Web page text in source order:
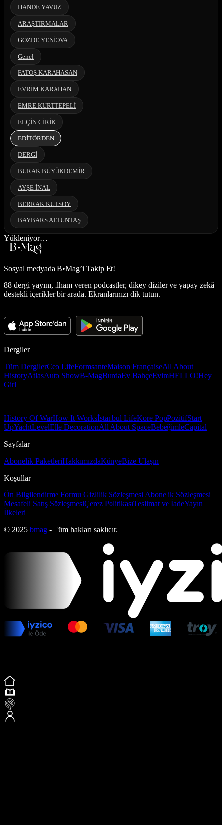
HANDE YAVUZ
ARAŞTIRMALAR
GÖZDE YENİOVA
Genel
FATOŞ KARAHASAN
EVRİM KARAHAN
EMRE KURTTEPELİ
ELÇİN CİRİK
EDİTÖRDEN
DERGİ
BURAK BÜYÜKDEMİR
AYŞE İNAL
BERRAK KUTSOY
BAYBARS ALTUNTAŞ
Yükleniyor…
Sosyal medyada B•Mag’i Takip Et!
88 dergi yayını, ilham veren podcastler, dikey diziler ve yapay zekâ
destekli içerikler bir arada. Ekranlarınızı dik tutun.
Dergiler
Tüm DergilerCeo LifeFormsanteMaison FrançaiseAll About
HistoryAtlasAuto ShowB-MagBurdaEv BahçeEvimHELLO!Hey
Girl
History Of WarHow It Worksİstanbul LifeKore PopPozitifStart
UpYachtLevelElle DecorationAll About SpaceBebeğimleCapital
Sayfalar
Abonelik PaketleriHakkımızdaKünyeBize Ulaşın
Koşullar
Ön Bilgilendirme Formu Gizlilik Sözleşmesi Abonelik Sözleşmesi
Mesafeli Satış SözleşmesiÇerez PolitikasıTeslimat ve İadeYayın
İlkeleri
© 2025 bmag - Tüm hakları saklıdır.